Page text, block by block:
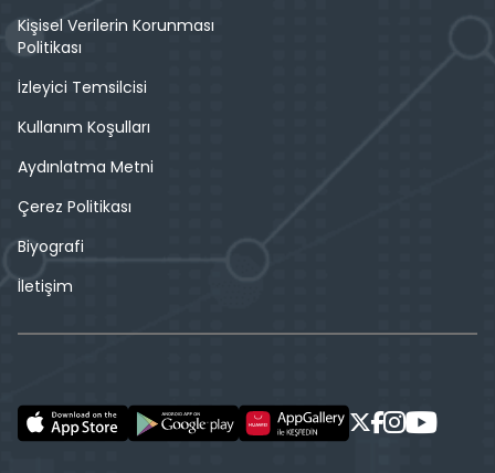
Kişisel Verilerin Korunması
Politikası
İzleyici Temsilcisi
Kullanım Koşulları
Aydınlatma Metni
Çerez Politikası
Biyografi
İletişim